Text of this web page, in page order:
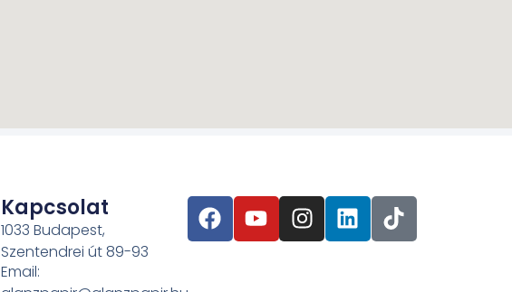
Kapcsolat
1033 Budapest,
Szentendrei út 89-93
Email: